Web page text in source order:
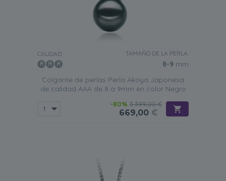
CALIDAD: TAMAÑO DE LA PERLA:
8-9 mm
Colgante de perlas Perla Akoya Japonesa
de calidad AAA de 8 a 9mm en color Negro
-80% 3.399,00 €
669,00 €